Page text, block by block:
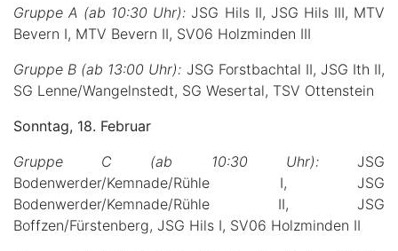
Gruppe A (ab 10:30 Uhr): JSG Hils II, JSG Hils III, MTV
Bevern I, MTV Bevern II, SV06 Holzminden III
Gruppe B (ab 13:00 Uhr): JSG Forstbachtal II, JSG Ith II,
SG Lenne/Wangelnstedt, SG Wesertal, TSV Ottenstein
Sonntag, 18. Februar
Gruppe C (ab 10:30 Uhr):JSG
Bodenwerder/Kemnade/Rühle I, JSG
Bodenwerder/Kemnade/Rühle II, JSG
Boffzen/Fürstenberg, JSG Hils I, SV06 Holzminden II